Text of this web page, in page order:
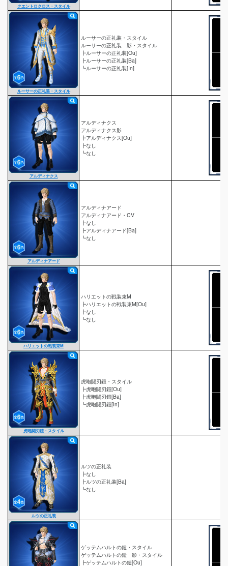
クエントロクロス・スタイル
ルーサーの正礼装・スタイル
ルーサーの正礼装・スタイル
ルーサーの正礼装 影・スタイル
┣ルーサーの正礼装[Ou]
┣ルーサーの正礼装[Ba]
┗ルーサーの正礼装[In]
アルディナクス
アルディナクス
アルディナクス影
┣アルディナクス[Ou]
┣なし
┗なし
アルディナアード
アルディナアード
アルディナアード・CV
┣なし
┣アルディナアード[Ba]
┗なし
ハリエットの戦装束M
ハリエットの戦装束M
┣ハリエットの戦装束M[Ou]
┣なし
┗なし
虎咆闘刃鎧・スタイル
虎咆闘刃鎧・スタイル
┣虎咆闘刃鎧[Ou]
┣虎咆闘刃鎧[Ba]
┗虎咆闘刃鎧[In]
ルツの正礼装
ルツの正礼装
┣なし
┣ルツの正礼装[Ba]
┗なし
ゲッテムハルトの鎧・スタイル
ゲッテムハルトの鎧 影・スタイル
┣ゲッテムハルトの鎧[Ou]